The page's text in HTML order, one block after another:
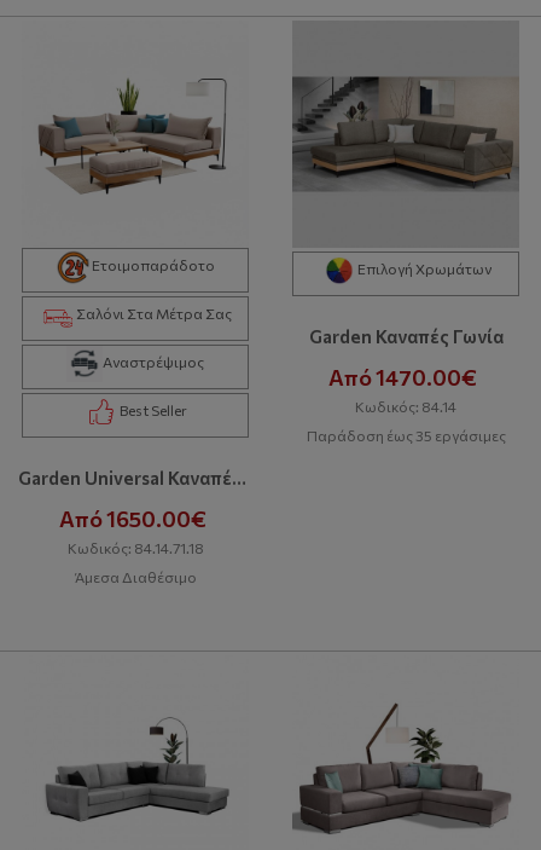
Ετοιμοπαράδοτο
Σαλόνι Στα Μέτρα Σας
Αναστρέψιμος
Best Seller
Garden Universal Καναπές Με Δώρο Σκαμπό
Από 1650.00€
Κωδικός: 84.14.71.18
Άμεσα Διαθέσιμο
Επιλογή Χρωμάτων
Garden Καναπές Γωνία
Από 1470.00€
Κωδικός: 84.14
Παράδοση έως 35 εργάσιμες